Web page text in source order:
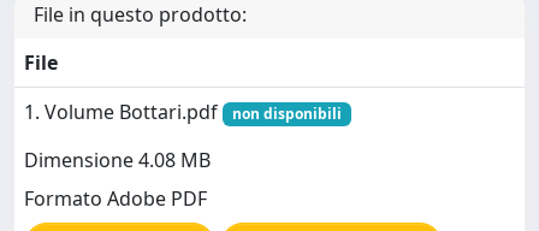
File in questo prodotto:
File
1. Volume Bottari.pdf
non disponibili
Dimensione 4.08 MB
Formato Adobe PDF